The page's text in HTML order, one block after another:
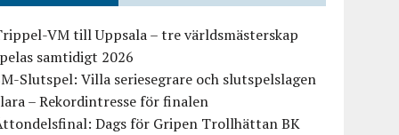
VM till Uppsala – tre världsmästerskap
samtidigt 2026
Slutspel: Villa seriesegrare och slutspelslagen
– Rekordintresse för finalen
Dags för Gripen Trollhättan BK